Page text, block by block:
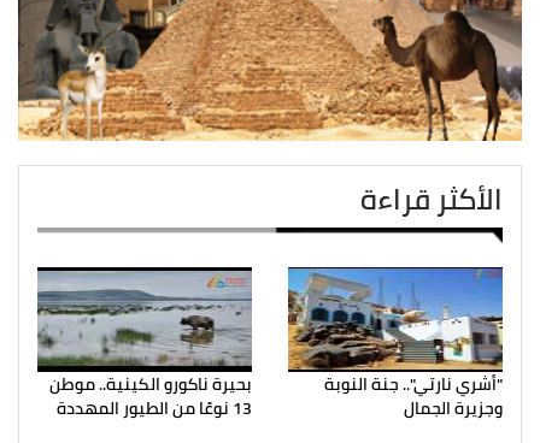
الأكثر قراءة
"أشري نارتي".. جنة النوبة
وجزيرة الجمال
بحيرة ناكورو الكينية.. موطن
13 نوعًا من الطيور المهددة